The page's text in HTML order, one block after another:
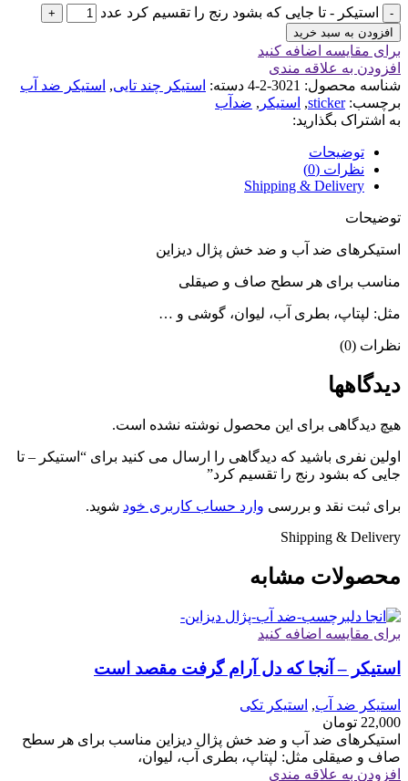
استیکر - تا جایی که بشود رنج را تقسیم کرد عدد
افزودن به سبد خرید
برای مقایسه اضافه کنید
افزودن به علاقه مندی
شناسه محصول: 3021-2-4 دسته: استیکر چند تایی, استیکر ضد آب
برچسب: sticker
, استیکر , ضدآب
به اشتراک بگذارید:
توضیحات
نظرات (0)
Shipping & Delivery
توضیحات
استیکرهای ضد آب و ضد خش پژال دیزاین
مناسب برای هر سطح صاف و صیقلی
مثل: لپتاپ، بطری آب، لیوان، گوشی و …
نظرات (0)
دیدگاهها
هیچ دیدگاهی برای این محصول نوشته نشده است.
اولین نفری باشید که دیدگاهی را ارسال می کنید برای “استیکر – تا
جایی که بشود رنج را تقسیم کرد”
برای ثبت نقد و بررسی وارد حساب کاربری خود شوید.
Shipping & Delivery
محصولات مشابه
برای مقایسه اضافه کنید
استیکر – آنجا که دل آرام گرفت مقصد است
استیکر ضد آب, استیکر تکی
22,000 تومان
استیکرهای ضد آب و ضد خش پژال دیزاین مناسب برای هر سطح
صاف و صیقلی مثل: لپتاپ، بطری آب، لیوان،
افزودن به علاقه مندی